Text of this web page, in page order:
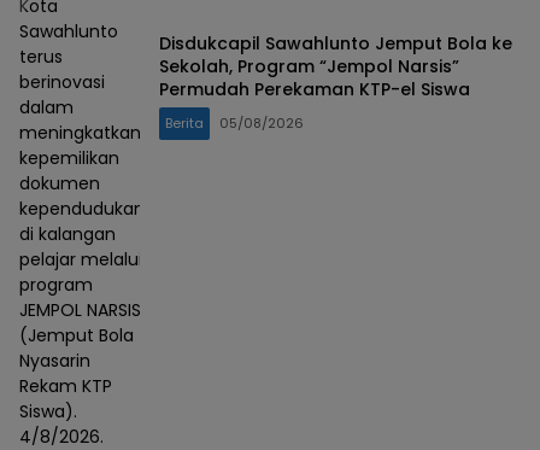
Kota
Sawahlunto
terus
berinovasi
dalam
meningkatkan
kepemilikan
dokumen
kependudukan
di kalangan
pelajar melalui
program
JEMPOL NARSIS
(Jemput Bola
Nyasarin
Rekam KTP
Siswa).
4/8/2026.
Disdukcapil Sawahlunto Jemput Bola ke
Sekolah, Program “Jempol Narsis”
Permudah Perekaman KTP-el Siswa
Berita 05/08/2026